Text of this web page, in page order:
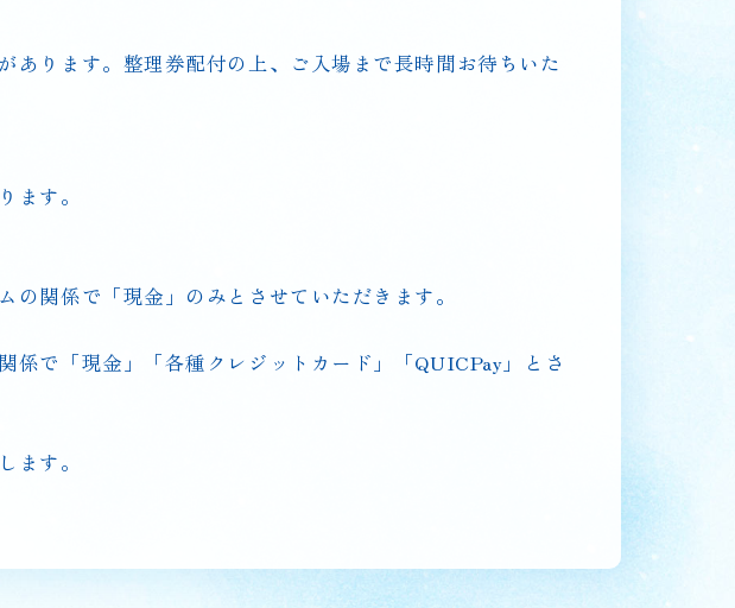
ります。整理券配付の上、ご入場まで長時間お待ちいた
ます。
関係で「現金」のみとさせていただきます。
係で「現金」「各種クレジットカード」「QUICPay」とさ
ます。